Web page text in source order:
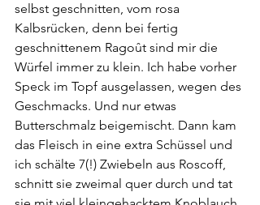
selbst geschnitten, vom rosa
Kalbsrücken, denn bei fertig
geschnittenem Ragoût sind mir die
Würfel immer zu klein. Ich habe vorher
Speck im Topf ausgelassen, wegen des
Geschmacks. Und nur etwas
Butterschmalz beigemischt. Dann kam
das Fleisch in eine extra Schüssel und
ich schälte 7(!) Zwiebeln aus Roscoff,
schnitt sie zweimal quer durch und tat